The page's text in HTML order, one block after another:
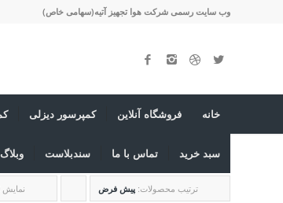
وب سایت رسمی شرکت هوا تجهیز آتیه(سهامی خاص)
خانه فروشگاه آنلاین کمپرسور دیزلی
سبد خرید تماس با ما سندبلاست وبلاگ
ترتیب محصولات: پیش فرض
براینمایش